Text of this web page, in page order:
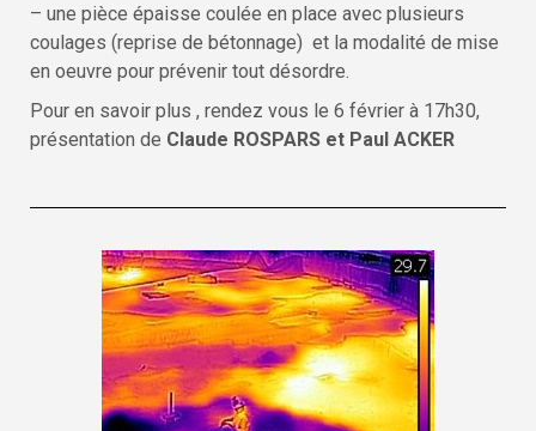
– une pièce épaisse coulée en place avec plusieurs
coulages (reprise de bétonnage) et la modalité de mise
en oeuvre pour prévenir tout désordre.
Pour en savoir plus , rendez vous le 6 février à 17h30,
présentation de Claude ROSPARS et Paul ACKER